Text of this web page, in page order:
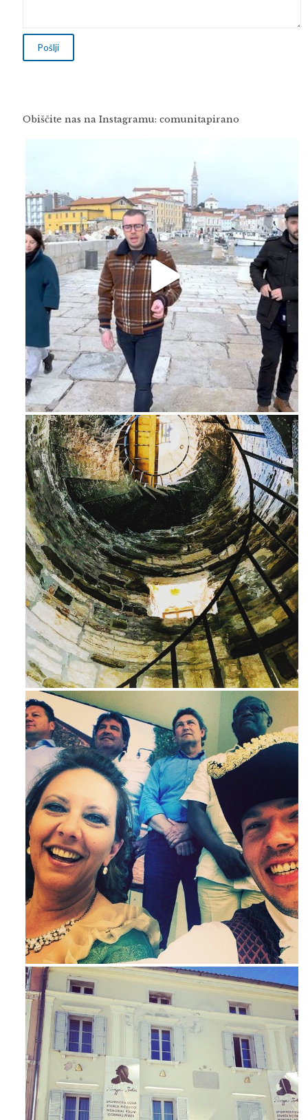
Obiščite nas na Instagramu: comunitapirano
Feb 16
Avg 3
Maj 23